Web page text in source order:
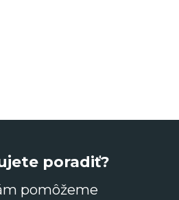
poradiť?
pomôžeme